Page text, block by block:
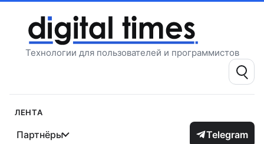
содержимому
Технологии для пользователей и программистов
Поиск:
Лента
Партнёры Telegram